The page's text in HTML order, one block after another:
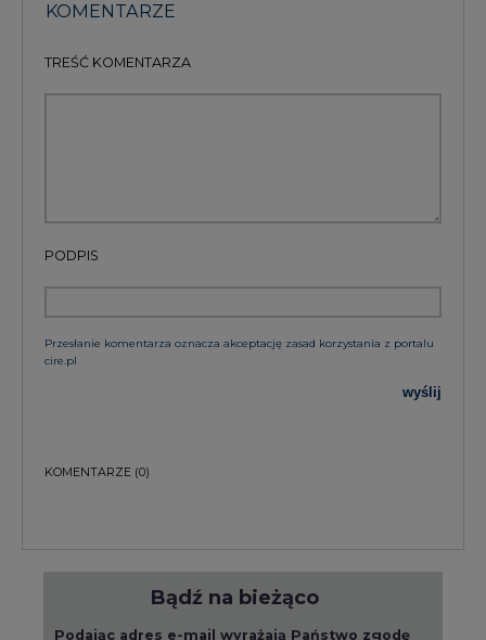
KOMENTARZE
TREŚĆ KOMENTARZA
PODPIS
Przesłanie komentarza oznacza akceptację zasad korzystania z portalu
cire.pl
wyślij
KOMENTARZE (0)
Bądź na bieżąco
Podając adres e-mail wyrażają Państwo zgodę